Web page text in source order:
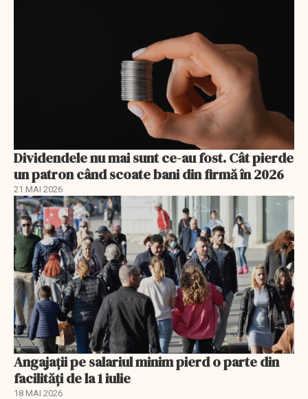
Dividendele nu mai sunt ce-au fost. Cât pierde
un patron când scoate bani din firmă în 2026
21 MAI 2026
Angajații pe salariul minim pierd o parte din
facilități de la 1 iulie
18 MAI 2026